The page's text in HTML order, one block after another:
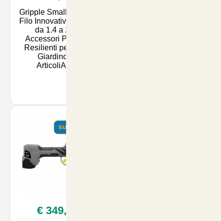
Gripple Small: Unione
Filo Innovativa per Fili
da 1.4 a 2.2 -
Accessori Pratici e
Resilienti per il Tuo
Giardino su
ArticoliAnim
SUMMER
€ 349,00